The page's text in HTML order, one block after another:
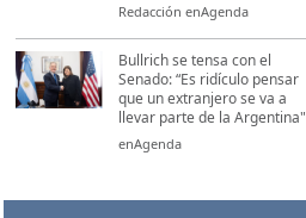
Redacción enAgenda
Bullrich se tensa con el
Senado: “Es ridículo pensar
que un extranjero se va a
llevar parte de la Argentina"
enAgenda